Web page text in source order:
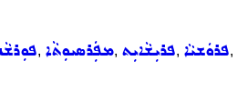
, ܡܦܲܪܣܝܘܼܬܵܐ, ܦܪܝܼܫܵܐܝܼܬ, ܦܪܘܿܫܝܵܐ,